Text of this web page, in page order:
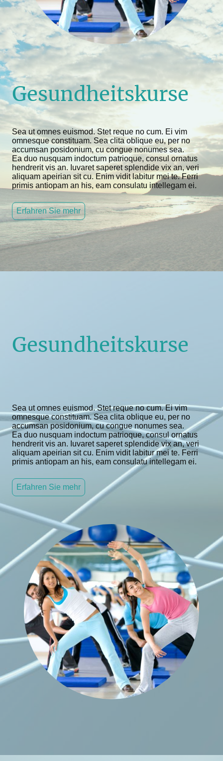
Gesundheitskurse
Sea ut omnes euismod. Stet reque no cum. Ei vim
omnesque constituam. Sea clita oblique eu, per no
accumsan posidonium, cu congue nonumes sea.
Ea duo nusquam indoctum patrioque, consul ornatus
hendrerit vis an. Iuvaret saperet splendide vix an, veri
aliquam apeirian sit cu. Enim vidit labitur mei te. Ferri
primis antiopam an his, eam consulatu intellegam ei.
Erfahren Sie mehr
Gesundheitskurse
Sea ut omnes euismod. Stet reque no cum. Ei vim
omnesque constituam. Sea clita oblique eu, per no
accumsan posidonium, cu congue nonumes sea.
Ea duo nusquam indoctum patrioque, consul ornatus
hendrerit vis an. Iuvaret saperet splendide vix an, veri
aliquam apeirian sit cu. Enim vidit labitur mei te. Ferri
primis antiopam an his, eam consulatu intellegam ei.
Erfahren Sie mehr